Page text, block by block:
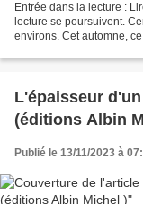
Entrée dans la lecture :
lecture se poursuivent.
environs. Cet automne,
L'épaisseur
(éditions Albin
Publié le 13/11/2023 à